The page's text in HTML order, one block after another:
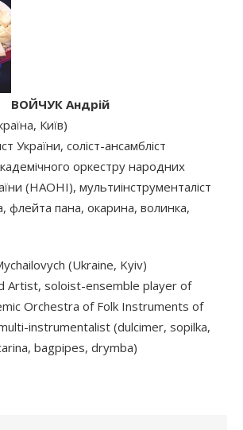
ВОЙЧУК Андрій
Київ)
України, соліст-ансамбліст
оркестру народних
(НАОНІ), мультиінструменталіст
флейта пана, окарина, волинка,
(Ukraine, Kyiv)
Artist, soloist-ensemble player of
Orchestra of Folk Instruments of
instrumentalist (dulcimer, sopilka,
bagpipes, drymba)